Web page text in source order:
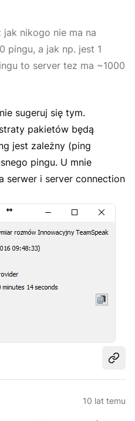
nikogo nie ma na
pingu, a jak np. jest 1
to server tez ma ~1000
sugeruj się tym.
pakietów będą
jest zależny (ping
pingu. U mnie
serwer i server connection
10 lat temu